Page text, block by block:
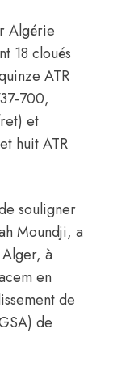
Algérie
18 cloués
ATR
700,
et
huit ATR
souligner
Moundji, a
à
en
de
de